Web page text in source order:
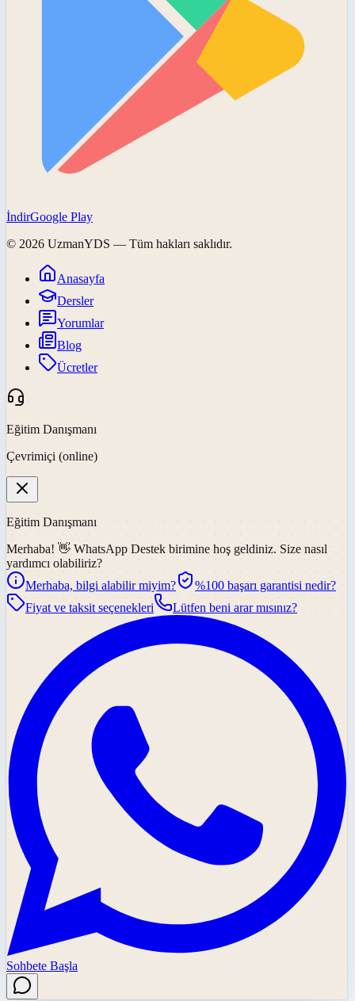
İndirGoogle Play
© 2026 UzmanYDS — Tüm hakları saklıdır.
Anasayfa
Dersler
Yorumlar
Blog
Ücretler
Eğitim Danışmanı
Çevrimiçi (online)
Eğitim Danışmanı
Merhaba! 👋 WhatsApp Destek birimine hoş geldiniz. Size nasıl
yardımcı olabiliriz?
Merhaba, bilgi alabilir miyim?
%100 başarı garantisi nedir?
Fiyat ve taksit seçenekleri
Lütfen beni arar mısınız?
Sohbete Başla